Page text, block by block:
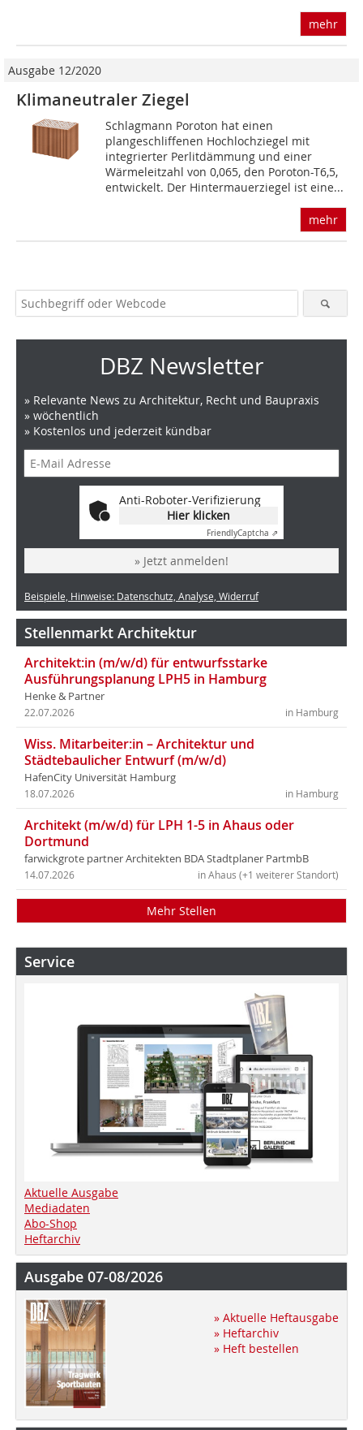
mehr
Ausgabe 12/2020
Klimaneutraler Ziegel
Schlagmann Poroton hat einen
plangeschliffenen Hochlochziegel mit
integrierter Perlitdämmung und einer
Wärmeleitzahl von 0,065, den Poroton-T6,5,
entwickelt. Der Hintermauerziegel ist eine...
mehr
DBZ Newsletter
» Relevante News zu Architektur, Recht und Baupraxis
» wöchentlich
» Kostenlos und jederzeit kündbar
Anti-Roboter-Verifizierung
Hier klicken
FriendlyCaptcha ⇗
» Jetzt anmelden!
Beispiele, Hinweise: Datenschutz, Analyse, Widerruf
Stellenmarkt Architektur
Architekt:in (m/w/d) für entwurfsstarke
Ausführungsplanung LPH5 in Hamburg
Henke & Partner
in Hamburg
22.07.2026
Wiss. Mitarbeiter:in – Architektur und
Städtebaulicher Entwurf (m/w/d)
HafenCity Universität Hamburg
in Hamburg
18.07.2026
Architekt (m/w/d) für LPH 1-5 in Ahaus oder
Dortmund
farwickgrote partner Architekten BDA Stadtplaner PartmbB
in Ahaus (+1 weiterer Standort)
14.07.2026
Mehr Stellen
Service
Aktuelle Ausgabe
Mediadaten
Abo-Shop
Heftarchiv
Ausgabe 07-08/2026
» Aktuelle Heftausgabe
» Heftarchiv
» Heft bestellen